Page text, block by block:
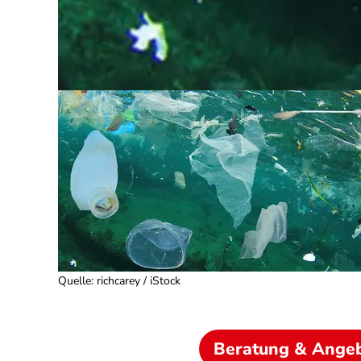
Quelle: richcarey / iStock
Beratung &